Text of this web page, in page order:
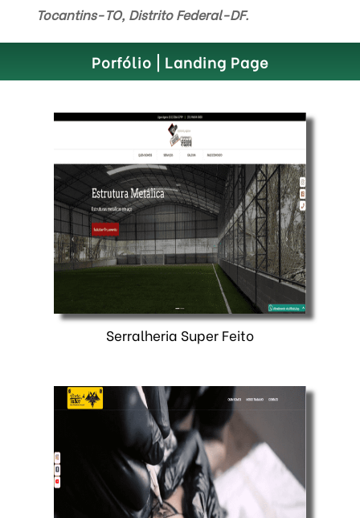
Tocantins-TO, Distrito Federal-DF.
Porfólio | Landing Page
Serralheria Super Feito